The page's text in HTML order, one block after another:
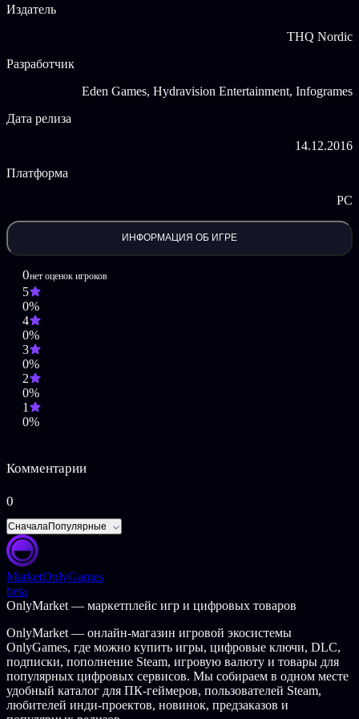
Eden Games SAS.
Издатель
THQ Nordic
Разработчик
Eden Games, Hydravision Entertainment, Infogrames
Дата релиза
14.12.2016
Платформа
PC
ИНФОРМАЦИЯ ОБ ИГРЕ
0нет оценок игроков
5
0%
4
0%
3
0%
2
0%
1
0%
Комментарии
0
СначалаПопулярные
MarketOnlyGames
beta
OnlyMarket — маркетплейс игр и цифровых товаров
OnlyMarket — онлайн-магазин игровой экосистемы
OnlyGames, где можно купить игры, цифровые ключи, DLC,
подписки, пополнение Steam, игровую валюту и товары для
популярных цифровых сервисов. Мы собираем в одном месте
удобный каталог для ПК-геймеров, пользователей Steam,
любителей инди-проектов, новинок, предзаказов и